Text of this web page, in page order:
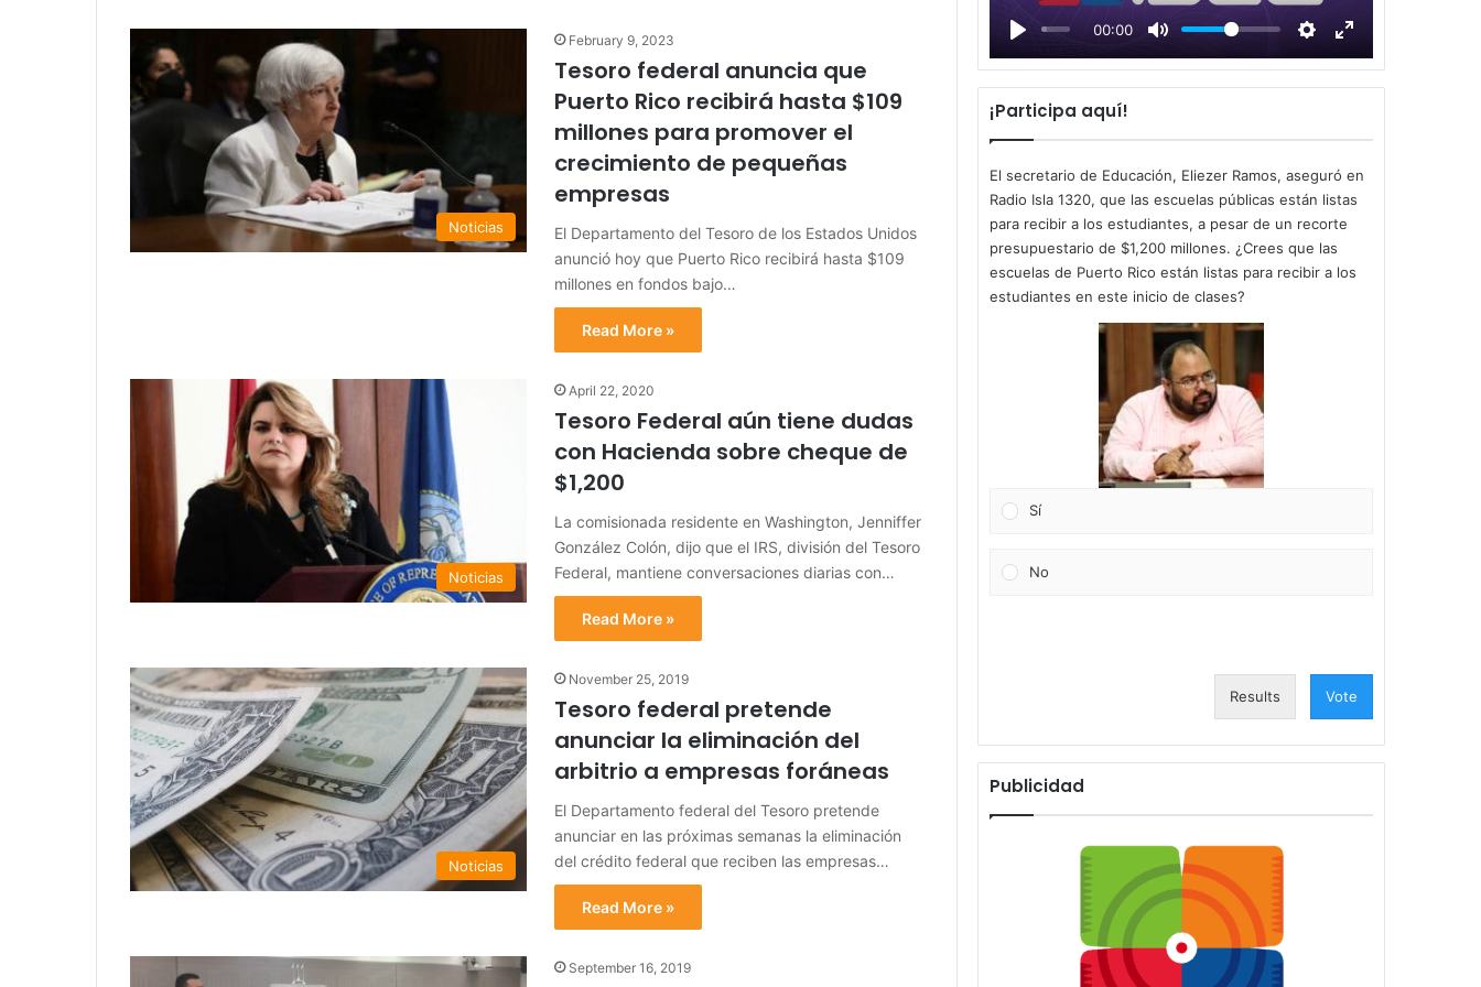
Noticias
February 9, 2023
Tesoro federal anuncia que
Puerto Rico recibirá hasta $109
millones para promover el
crecimiento de pequeñas
empresas
El Departamento del Tesoro de los Estados Unidos
anunció hoy que Puerto Rico recibirá hasta $109
millones en fondos bajo…
Read More »
Noticias
April 22, 2020
Tesoro Federal aún tiene dudas
con Hacienda sobre cheque de
$1,200
La comisionada residente en Washington, Jenniffer
González Colón, dijo que el IRS, división del Tesoro
Federal, mantiene conversaciones diarias con…
Read More »
Noticias
November 25, 2019
Tesoro federal pretende
anunciar la eliminación del
arbitrio a empresas foráneas
El Departamento federal del Tesoro pretende
anunciar en las próximas semanas la eliminación
del crédito federal que reciben las empresas…
Read More »
September 16, 2019
00:00
l
a
y
¡Participa aquí!
El secretario de Educación, Eliezer Ramos, aseguró en
Radio Isla 1320, que las escuelas públicas están listas
para recibir a los estudiantes, a pesar de un recorte
presupuestario de $1,200 millones. ¿Crees que las
escuelas de Puerto Rico están listas para recibir a los
estudiantes en este inicio de clases?
Sí
No
Results Vote
Publicidad